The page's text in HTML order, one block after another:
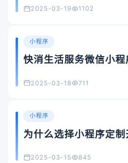
2025-03-19 1102
小程序
快消生活服务微信小程
2025-03-18 711
小程序
为什么选择小程序定制
2025-03-15 845